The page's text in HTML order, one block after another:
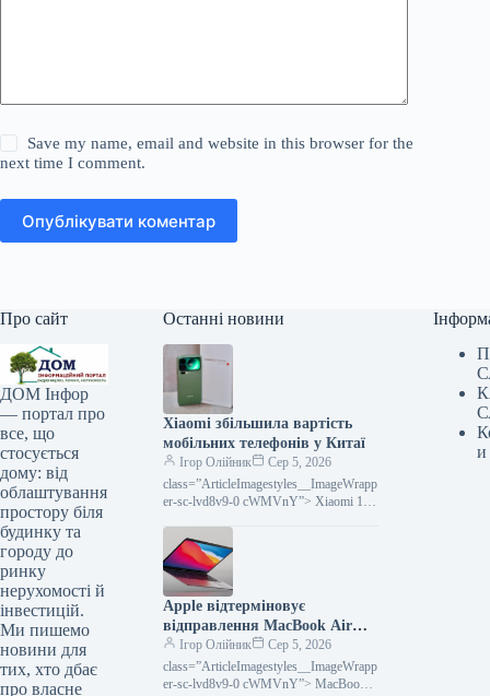
Save my name, email and website in this browser for the
next time I comment.
Опублікувати коментар
Про сайт
ДОМ Інфор
— портал про
все, що
стосується
дому: від
облаштування
простору біля
будинку та
городу до
ринку
нерухомості й
інвестицій.
Ми пишемо
новини для
тих, хто дбає
про власне
Останні новини
Xiaomi збільшила вартість
мобільних телефонів у Китаї
Ігор Олійник
Сер 5, 2026
class=”ArticleImagestyles__ImageWrapp
er-sc-lvd8v9-0 cWMVnY”> Xiaomi 17
гігант Xiaomi, починаючи з 2 серпня,
запровадив нові, вищі ціни
Apple відтерміновує
відправлення MacBook Air
через нестачу мікросхем
пам’яті
Ігор Олійник
Сер 5, 2026
class=”ArticleImagestyles__ImageWrapp
er-sc-lvd8v9-0 cWMVnY”> MacBook
и